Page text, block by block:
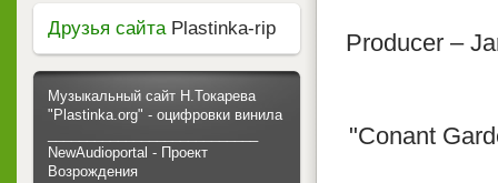
Producer –
"Conant
Друзья сайтаPlastinka-rip
Музыкальный сайт Н.Токарева
"Plastinka.org" - оцифровки винила
NewAudioportal - Проект
Возрождения